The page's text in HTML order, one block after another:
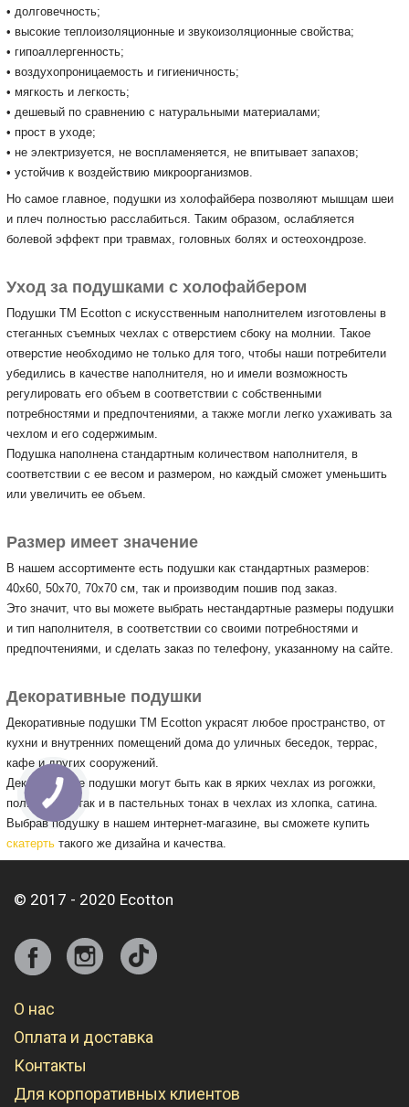
• долговечность;
• высокие теплоизоляционные и звукоизоляционные свойства;
• гипоаллергенность;
• воздухопроницаемость и гигиеничность;
• мягкость и легкость;
• дешевый по сравнению с натуральными материалами;
• прост в уходе;
• не электризуется, не воспламеняется, не впитывает запахов;
• устойчив к воздействию микроорганизмов.
Но самое главное, подушки из холофайбера позволяют мышцам шеи
и плеч полностью расслабиться. Таким образом, ослабляется
болевой эффект при травмах, головных болях и остеохондрозе.
Уход за подушками с холофайбером
Подушки ТМ Ecotton с искусственным наполнителем изготовлены в
стеганных съемных чехлах с отверстием сбоку на молнии. Такое
отверстие необходимо не только для того, чтобы наши потребители
убедились в качестве наполнителя, но и имели возможность
регулировать его объем в соответствии с собственными
потребностями и предпочтениями, а также могли легко ухаживать за
чехлом и его содержимым.
Подушка наполнена стандартным количеством наполнителя, в
соответствии с ее весом и размером, но каждый сможет уменьшить
или увеличить ее объем.
Размер имеет значение
В нашем ассортименте есть подушки как стандартных размеров:
40х60, 50х70, 70х70 см, так и производим пошив под заказ.
Это значит, что вы можете выбрать нестандартные размеры подушки
и тип наполнителя, в соответствии со своими потребностями и
предпочтениями, и сделать заказ по телефону, указанному на сайте.
Декоративные подушки
Декоративные подушки ТМ Ecotton украсят любое пространство, от
кухни и внутренних помещений дома до уличных беседок, террас,
кафе и других сооружений.
Декоративные подушки могут быть как в ярких чехлах из рогожки,
полисатина, так и в пастельных тонах в чехлах из хлопка, сатина.
Выбрав подушку в нашем интернет-магазине, вы сможете купить
скатертьтакого же дизайна и качества.
© 2017 - 2020 Ecotton
О нас
Оплата и доставка
Контакты
Для корпоративных клиентов